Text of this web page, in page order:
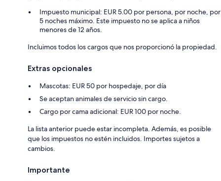
Impuesto municipal: EUR 5.00 por persona, por noche, por
5 noches máximo. Este impuesto no se aplica a niños
menores de 12 años.
Incluimos todos los cargos que nos proporcionó la propiedad.
Extras opcionales
Mascotas: EUR 50 por hospedaje, por día
Se aceptan animales de servicio sin cargo.
Cargo por cama adicional: EUR 100 por noche.
La lista anterior puede estar incompleta. Además, es posible
que los impuestos no estén incluidos. Importes sujetos a
cambios.
Importante